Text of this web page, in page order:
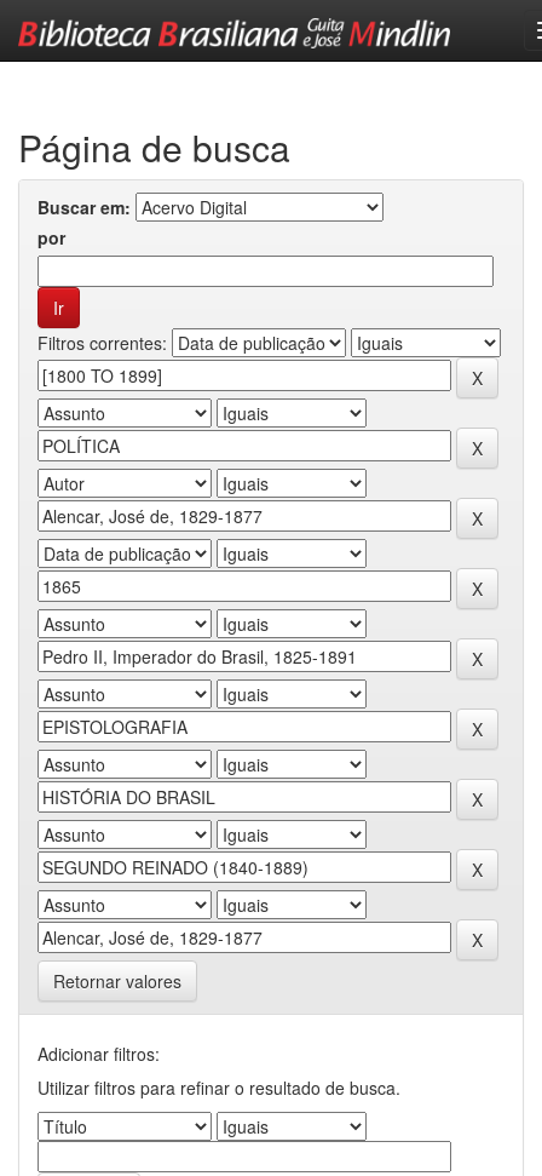
Página de busca
Buscar em:
por
Filtros correntes:
Retornar valores
Adicionar filtros:
Utilizar filtros para refinar o resultado de busca.